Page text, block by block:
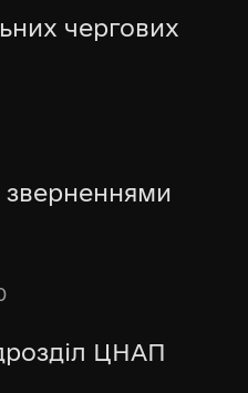
чергових
зверненнями
ЦНАП